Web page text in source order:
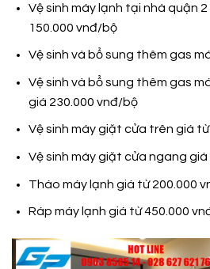
Vệ sinh máy lạnh tại nhà quận
150.000 vnđ/bộ
Vệ sinh và bổ sung thêm gas
Vệ sinh và bổ sung thêm gas
giá 230.000 vnđ/bộ
Vệ sinh máy giặt cửa trên giá
Vệ sinh máy giặt cửa ngang
Tháo máy lạnh giá từ 200.000
Ráp máy lạnh giá từ 450.000